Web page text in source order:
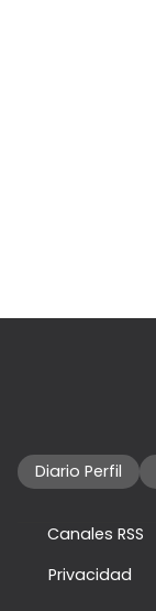
Diario Perfil
Canales RSS
Privacidad